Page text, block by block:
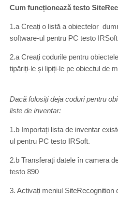
Cum funcționează testo
1.a Creați o listă a obiectelor
software-ul pentru PC testo
2.a Creați codurile pentru
tipăriți-le și lipiți-le pe obiectul de
Dacă folosiți deja coduri pentru
liste de inventar:
1.b Importați lista de inventar
ul pentru PC testo IRSoft.
2.b Transferați datele în camera
testo 890
3. Activați meniul